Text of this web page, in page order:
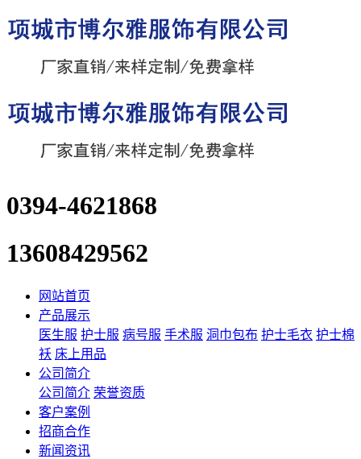
0394-4621868
13608429562
网站首页
产品展示
医生服 护士服 病号服 手术服 洞巾包布 护士毛衣 护士棉
袄 床上用品
公司简介
公司简介 荣誉资质
客户案例
招商合作
新闻资讯